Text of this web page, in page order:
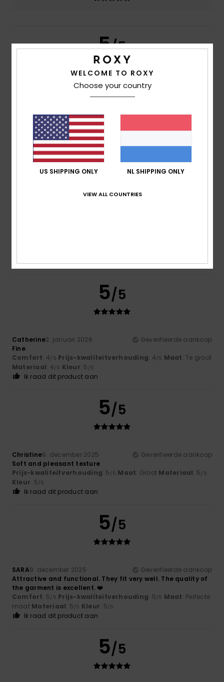
5/5
Geverifieerde aankoop
great sale price
Comfort: 5/5 Prijs-kwaliteitverhouding
Materiaal: 5/5 Kleur: 5
Ik raad dit product aan
5
Ik raad dit product aan
5/5
Catherine2. januari 2026
Geverifieerde aankoop
Fine
Comfort: 4/5 Prijs-kwaliteitverhouding: 4/5 Maat: Te groot
Materiaal: 4/5 Kleur: 5 /5
Ik raad dit product aan
5/5
Christine9. december 2025
Geverifieerde aankoop
Soft and pleasant texture
Prijs-kwaliteitverhouding: 5 /5 Maat: Groot Materiaal: 5/5
Kleur: 5/5
Ik raad dit product aan
5/5
SARA8. december 2025
Geverifieerde aankoop
Attractive and functional. They fit very well. The quality of
the garment is excellent. ❤️
Comfort: 5/5 Prijs-kwaliteitverhouding: 5/5 Maat: Perfecte
maat Materiaal: 5/5 Kleur: 5/5
Ik raad dit product aan
5/5
WELCOME TO ROXY
Choose your country
US SHIPPING ONLY NL SHIPPING ONLY
VIEW ALL COUNTRIES